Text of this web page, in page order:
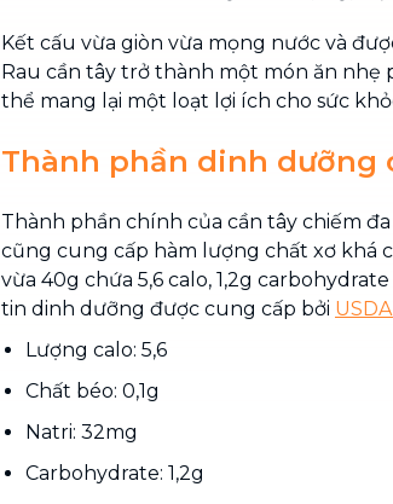
Kết cấu vừa giòn vừa mọng nước và
Rau cần tây trở thành một món ăn nhẹ
thể mang lại một loạt lợi ích cho sức
Thành phần dinh dưỡng
Thành phần chính của cần tây chiếm
cũng cung cấp hàm lượng chất xơ khá
vừa 40g chứa 5,6 calo, 1,2g
tin dinh dưỡng được cung cấp bởi USDA
Lượng calo: 5,6
Chất béo: 0,1g
Natri: 32mg
Carbohydrate: 1,2g